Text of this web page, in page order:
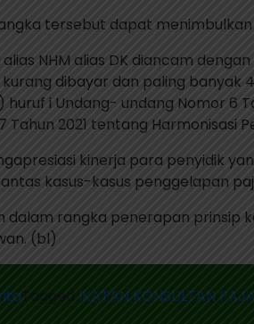
tersebut dapat
alias NHM alias DK diancam
dibayar dan paling banyak
huruf i Undang- undang Nomor
Tahun 2021 tentang Harmonisasi
kinerja para penyidik
kasus-kasus penggelapan
dalam rangka penerapan
(bl)
Tagged IKATAN KONSULTAN